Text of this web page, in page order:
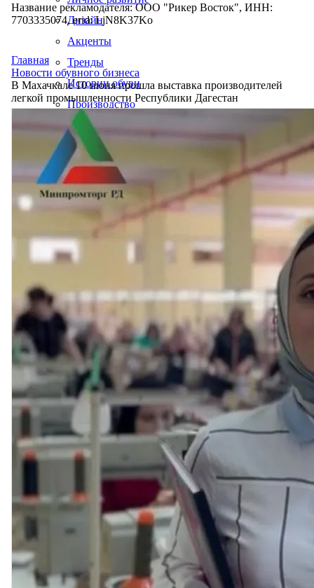
Дизайн
Акценты
Тренды
Истории обуви
Производство
Название рекламодателя: ООО "Рикер Восток", ИНН:
7703335074, erid: LjN8K37Ko
Главная
Новости обувного бизнеса
В Махачкале 10 июня прошла выставка производителей
легкой промышленности Республики Дагестан